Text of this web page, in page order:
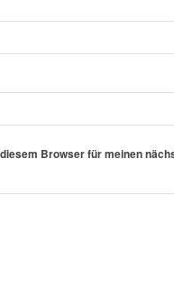
Browser für meinen